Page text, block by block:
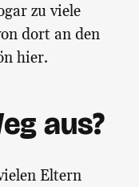
zu viele
dort an den
hier.
aus?
Eltern